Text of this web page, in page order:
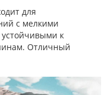
для
с мелкими
к
Отличный